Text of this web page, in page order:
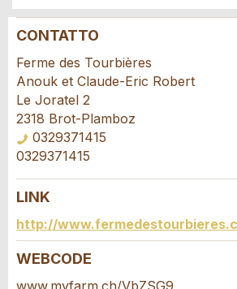
Contestare l'annuncio
Il tuo feedback è molto
Feedback generale
Questo annuncio non è più
Annuncio incompleto
Consigliamo
Raccomando questo annuncio
CONTATTO
Ferme des Tourbières
Anouk et Claude-Eric Robert
Le Joratel 2
2318 Brot-Plamboz
0329371415
0329371415
Richiesta di
Scrivere un messaggio per tutte
da contattare per questo
LINK
http://
WEBCODE